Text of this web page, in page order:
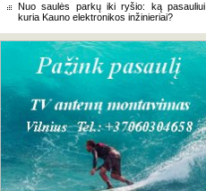
Nuo saulės parkų iki ryšio: ką pasauliui
kuria Kauno elektronikos inžinieriai?